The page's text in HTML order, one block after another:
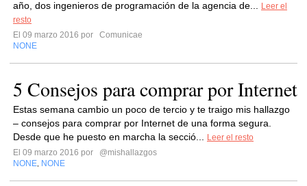
año, dos ingenieros de programación de la agencia de...
Leer el
resto
El 09 marzo 2016 por
Comunicae
NONE
5 Consejos para comprar por Internet
Estas semana cambio un poco de tercio y te traigo mis hallazgo
– consejos para comprar por Internet de una forma segura.
Desde que he puesto en marcha la secció...
Leer el resto
El 09 marzo 2016 por
@mishallazgos
NONE NONE